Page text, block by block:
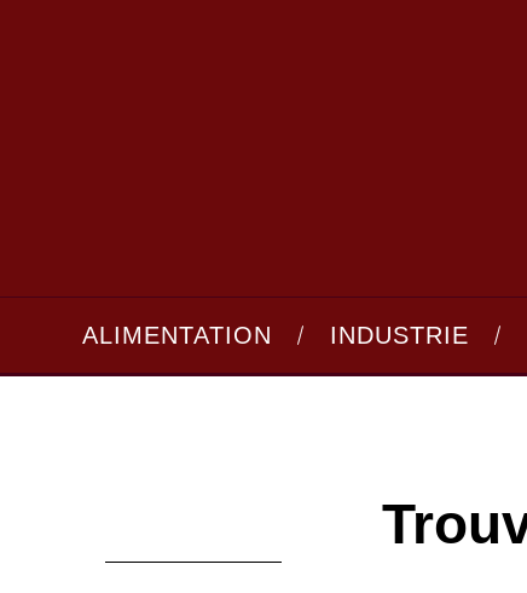
ALIMENTATION INDUSTRIE